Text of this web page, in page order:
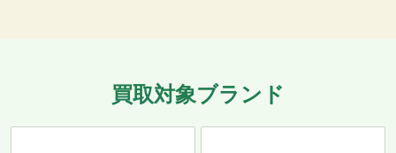
買取対象ブランド